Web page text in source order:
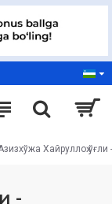
Хайруллоҳ
-